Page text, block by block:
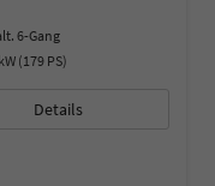
6-Gang
(179 PS)
Details